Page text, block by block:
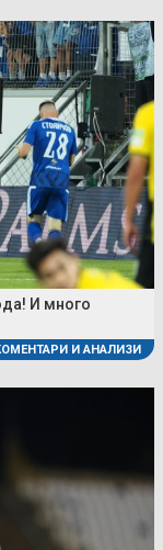
И много
И АНАЛИЗИ